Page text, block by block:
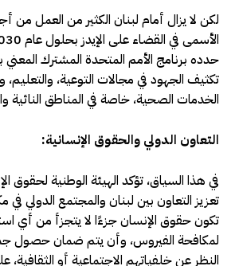
لكن لا يزال أمام لبنان الكثير من العمل
حدده برنامج الأمم المتحدة المشترك المعني
تكثيف الجهود في مجالات التوعية،
الخدمات الصحية، خاصة في المناطق النائية
التعاون الدولي والحقوق الإنسانية:
في هذا السياق، تؤكد الهيئة الوطنية لحقوق
تعزيز التعاون بين لبنان والمجتمع الدولي
تكون حقوق الإنسان جزءًا لا يتجزأ من أي
لمكافحة الفيروس، وأن يتم ضمان حصول
النظر عن خلفياتهم الاجتماعية أو الثقافية،